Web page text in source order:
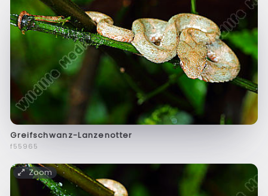
Greifschwanz-Lanzenotter
f55965
Zoom